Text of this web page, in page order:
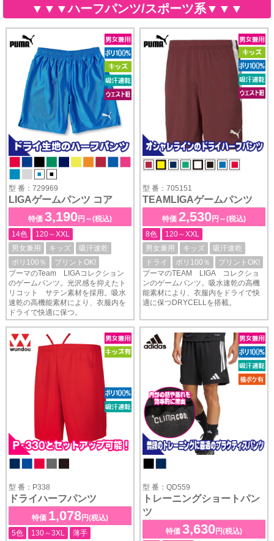
▼▼▼ハーフパンツ/スポーツ系▼▼▼
型 番：729969
LIGAゲームパンツ コア
特価 3,190円～(税込)
14色
120～XXL
男女兼用
キッズ
吸汗速乾
ポリ100％
プリントOK!
プーマのTeam LIGAコレクション
のゲームパンツ。光沢感を抑えたト
リコット サテン素材を採用。吸水
速乾の高機能素材により、衣服内を
ドライで快適に保つ。
型 番：705151
TEAMLIGAゲームパンツ
特価 2,530円～(税込)
8色
120～XXL
男女兼用
キッズ
吸汗速乾
ドライ
ポリ100％
プリントOK!
プーマのTEAM LIGA コレクショ
ンのゲームパンツ。吸水速乾の高機
能素材により、衣服内をドライで快
適に保つDRYCELLを搭載。
型 番：P338
ドライハーフパンツ
特価 1,078円(税込)
5色
130～3XL
薄手
型 番：QD559
トレーニングショートパン
ツ
特価 3,630円(税込)